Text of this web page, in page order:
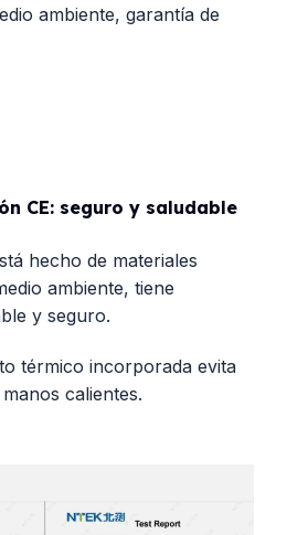
ambiente, garantía de
CE: seguro y saludable
hecho de materiales
ambiente, tiene
y seguro.
térmico incorporada evita
calientes.